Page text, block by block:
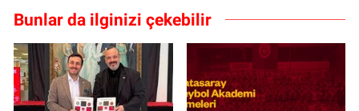
Bunlar da ilginizi çekebilir